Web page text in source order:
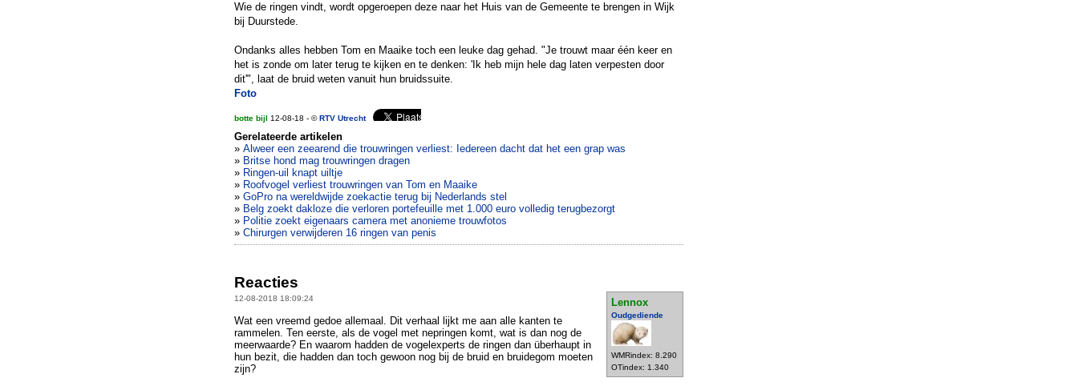
Wie de ringen vindt, wordt opgeroepen deze naar het Huis van de Gemeente te brengen in Wijk
bij Duurstede.
Ondanks alles hebben Tom en Maaike toch een leuke dag gehad. "Je trouwt maar één keer en
het is zonde om later terug te kijken en te denken: 'Ik heb mijn hele dag laten verpesten door
dit'", laat de bruid weten vanuit hun bruidssuite.
Foto
botte bijl 12-08-18 - ©RTV Utrecht
Gerelateerde artikelen
» Alweer een zeearend die trouwringen verliest: Iedereen dacht dat het een grap was
» Britse hond mag trouwringen dragen
» Ringen-uil knapt uiltje
» Roofvogel verliest trouwringen van Tom en Maaike
» GoPro na wereldwijde zoekactie terug bij Nederlands stel
» Belg zoekt dakloze die verloren portefeuille met 1.000 euro volledig terugbezorgt
» Politie zoekt eigenaars camera met anonieme trouwfotos
» Chirurgen verwijderen 16 ringen van penis
Reacties
12-08-2018 18:09:24 Lennox
Oudgediende
WMRindex: 8.290
OTindex: 1.340
Wat een vreemd gedoe allemaal. Dit verhaal lijkt me aan alle kanten te
rammelen. Ten eerste, als de vogel met nepringen komt, wat is dan nog de
meerwaarde? En waarom hadden de vogelexperts de ringen dan überhaupt in
hun bezit, die hadden dan toch gewoon nog bij de bruid en bruidegom moeten
zijn?